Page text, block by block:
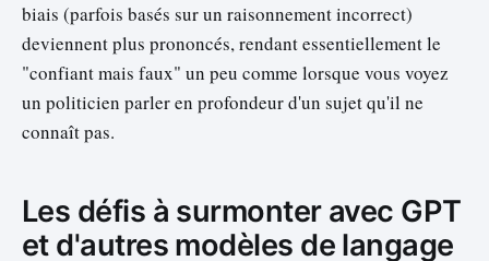
biais (parfois basés sur un raisonnement incorrect)
deviennent plus prononcés, rendant essentiellement le
"confiant mais faux" un peu comme lorsque vous voyez
un politicien parler en profondeur d'un sujet qu'il ne
connaît pas.
Les défis à surmonter avec GPT
et d'autres modèles de langage